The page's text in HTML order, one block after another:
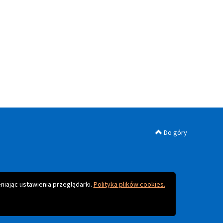
ustawienia przeglądarki. Polityka plików cookies.
Do góry